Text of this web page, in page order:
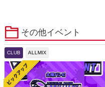
その他イベント
CLUB ALLMIX